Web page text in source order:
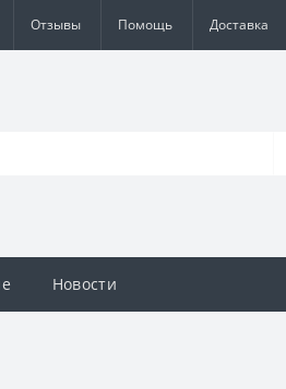
Отзывы Помощь Доставка
Новости